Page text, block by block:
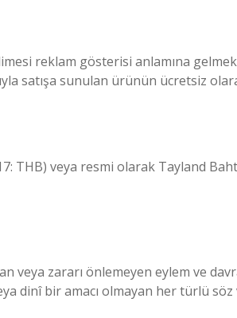
reklam gösterisi anlamına
satışa sunulan ürünün ücretsiz
THB) veya resmi olarak Tayland
veya zararı önlemeyen eylem ve
dinî bir amacı olmayan her türlü